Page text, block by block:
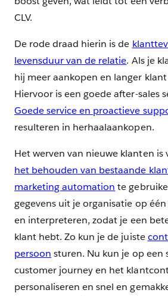
CLV.
De rode draad hierin is de
levensduur van de relatie. Als je
hij meer aankopen en langer
Hiervoor is een goede after-sales
Goede service en proactieve
resulteren in herhaalaankopen.
Het werven van nieuwe klanten is
het behouden van bestaande
marketing automation te
gegevens uit je organisatie op
en interpreteren, zodat je een
klant hebt. Zo kun je de juiste
persoon sturen. Nu kun je op een
customer journey en het
personaliseren en snel en